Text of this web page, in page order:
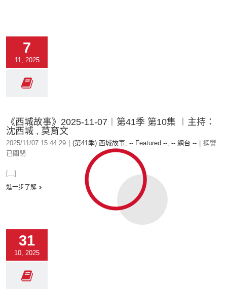
7
11, 2025
《西城故事》2025-11-07︱第41季 第10集 ︱主持：
沈西城 , 莫育文
2025/11/07 15:44:29 (第41季) 西城故事, -- Featured --, -- 網台 --
迴響
已關閉
[...]
進一步了解
31
10, 2025